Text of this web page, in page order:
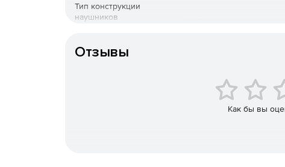
Тип конструкции
наушников
Отзывы
Как бы вы